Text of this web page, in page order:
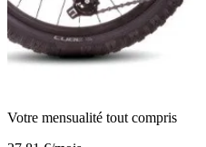
Votre mensualité tout compris